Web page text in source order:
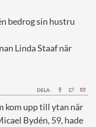
bedrog sin hustru
Linda Staaf när
DELA:
kom upp till ytan när
Bydén, 59, hade